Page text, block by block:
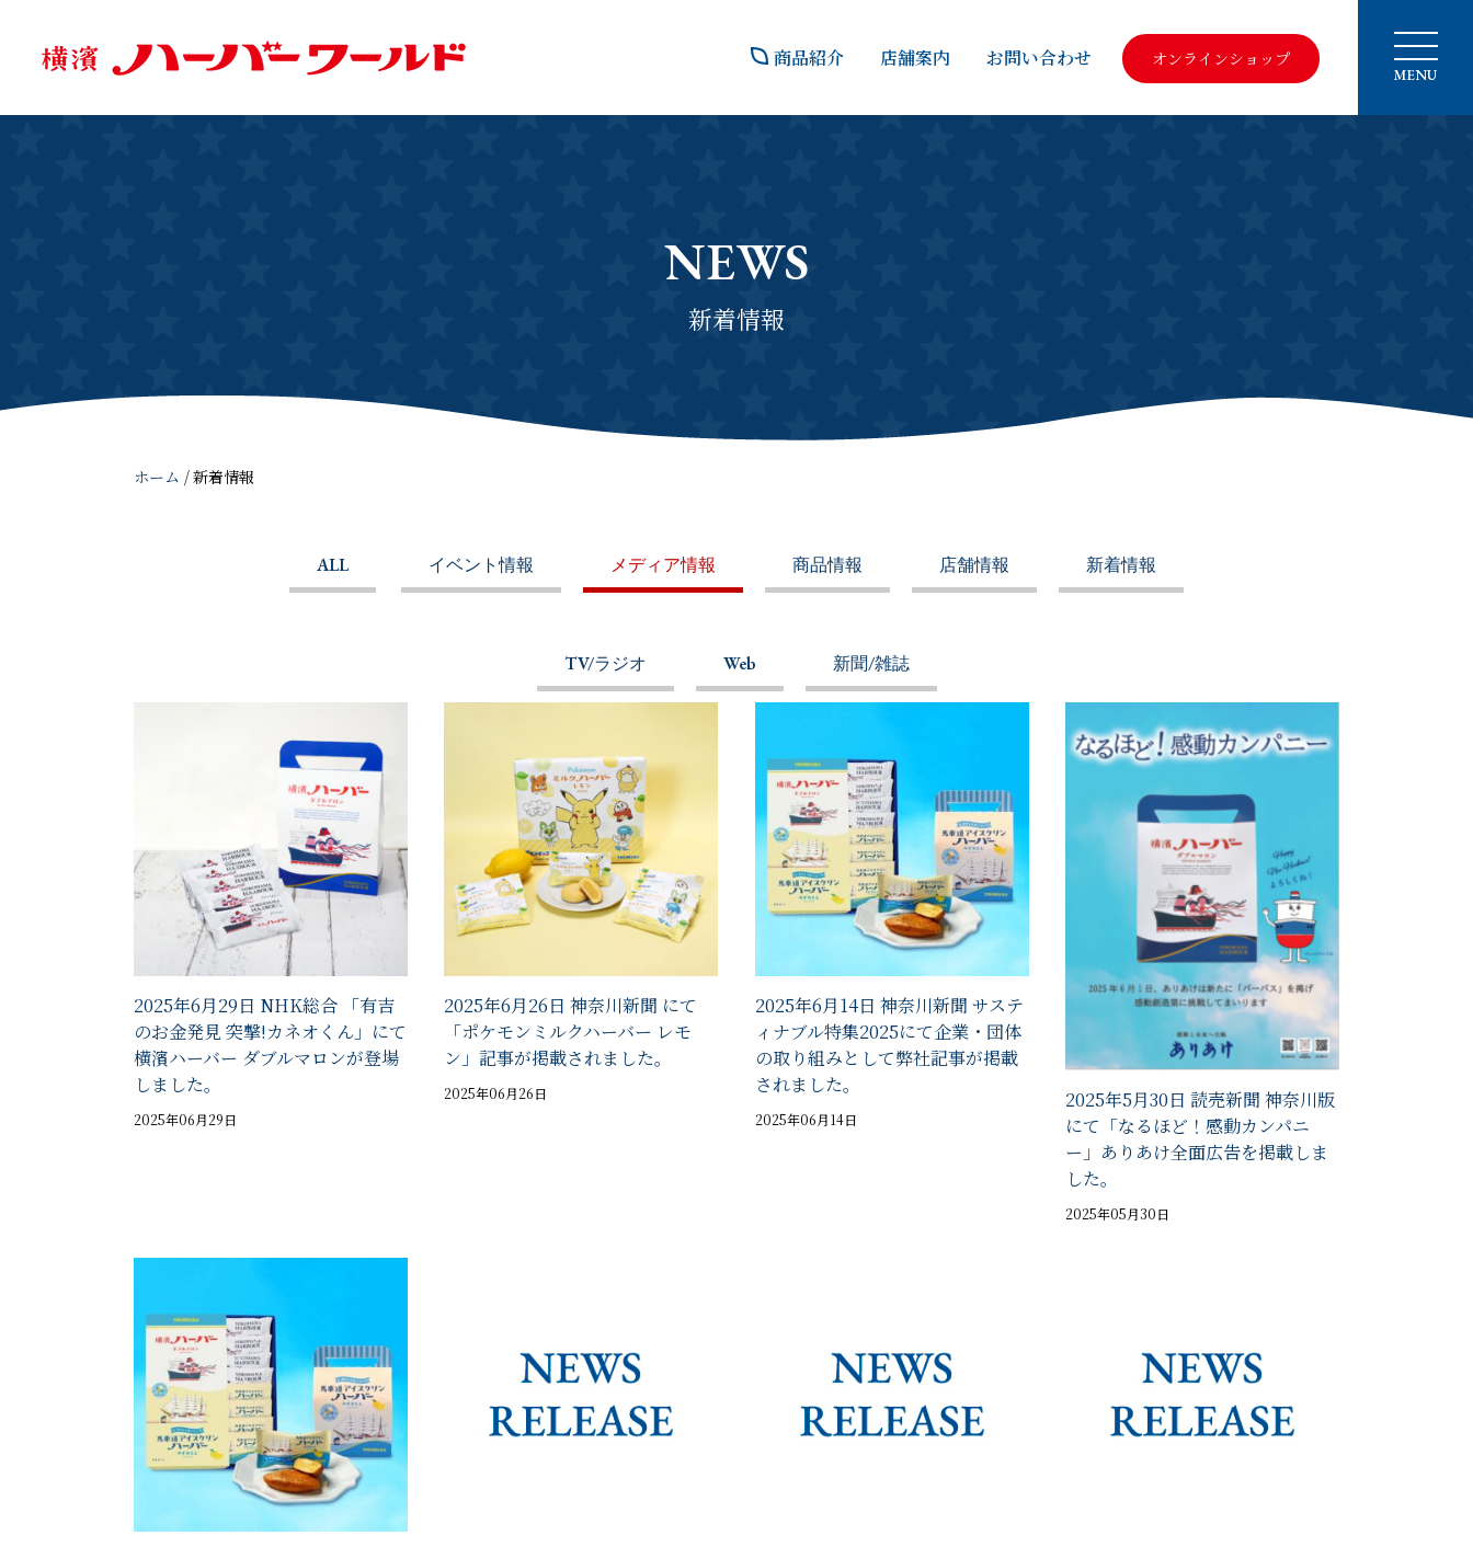
商品紹介 店舗案内 お問い合わせ オンラインショップ
MENU
NEWS
新着情報
ホーム /新着情報
ALL イベント情報 メディア情報 商品情報 店舗情報 新着情報
TV/ラジオ Web 新聞/雑誌
2025年6月29日 NHK総合 「有吉
のお金発見 突撃!カネオくん」にて
横濱ハーバー ダブルマロンが登場
しました。
2025年06月29日
2025年6月26日 神奈川新聞 にて
「ポケモンミルクハーバー レモ
ン」記事が掲載されました。
2025年06月26日
2025年6月14日 神奈川新聞 サステ
ィナブル特集2025にて企業・団体
の取り組みとして弊社記事が掲載
されました。
2025年06月14日
2025年5月30日 読売新聞 神奈川版
にて「なるほど！感動カンパニ
ー」ありあけ全面広告を掲載しま
した。
2025年05月30日